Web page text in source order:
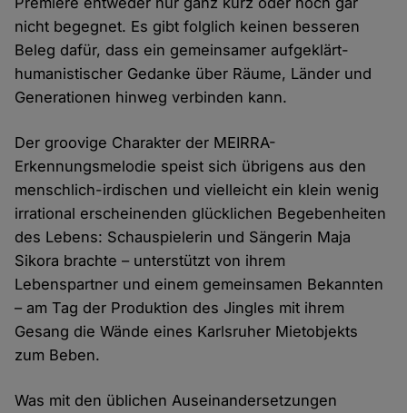
nicht begegnet. Es gibt folglich keinen besseren
Beleg dafür, dass ein gemeinsamer aufgeklärt-
humanistischer Gedanke über Räume, Länder und
Generationen hinweg verbinden kann.
Der groovige Charakter der MEIRRA-
Erkennungsmelodie speist sich übrigens aus den
menschlich-irdischen und vielleicht ein klein wenig
irrational erscheinenden glücklichen Begebenheiten
des Lebens: Schauspielerin und Sängerin Maja
Sikora brachte – unterstützt von ihrem
Lebenspartner und einem gemeinsamen Bekannten
– am Tag der Produktion des Jingles mit ihrem
Gesang die Wände eines Karlsruher Mietobjekts
zum Beben.
Was mit den üblichen Auseinandersetzungen